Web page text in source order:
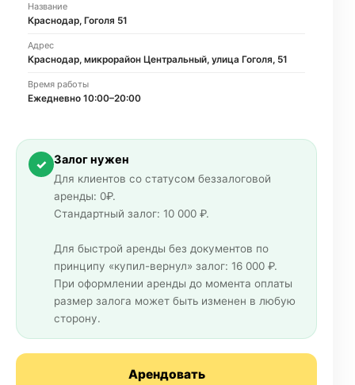
Название
Краснодар, Гоголя 51
Адрес
Краснодар, микрорайон Центральный, улица Гоголя, 51
Время работы
Ежедневно 10:00–20:00
✓ Залог нужен
Для клиентов со статусом беззалоговой
аренды: 0₽.
Стандартный залог: 10 000 ₽.
Для быстрой аренды без документов по
принципу «купил-вернул» залог: 16 000 ₽.
При оформлении аренды до момента оплаты
размер залога может быть изменен в любую
сторону.
Арендовать